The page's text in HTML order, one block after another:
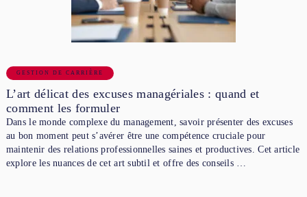
GESTION DE CARRIÈRE
L’art délicat des excuses managériales : quand et
comment les formuler
Dans le monde complexe du management, savoir présenter des excuses
au bon moment peut s’avérer être une compétence cruciale pour
maintenir des relations professionnelles saines et productives. Cet article
explore les nuances de cet art subtil et offre des conseils …